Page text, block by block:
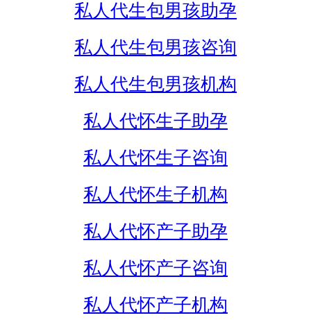
私人代生包男孩助孕
私人代生包男孩咨询
私人代生包男孩机构
私人代怀生子助孕
私人代怀生子咨询
私人代怀生子机构
私人代怀产子助孕
私人代怀产子咨询
私人代怀产子机构